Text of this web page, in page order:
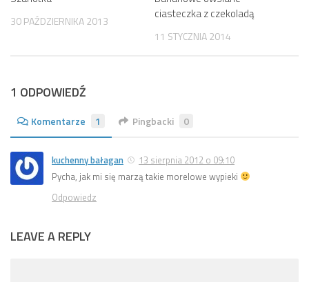
30 PAŹDZIERNIKA 2013
ciasteczka z czekoladą
11 STYCZNIA 2014
1 ODPOWIEDŹ
Komentarze 1 Pingbacki 0
kuchenny bałagan
13 sierpnia 2012 o 09:10
Pycha, jak mi się marzą takie morelowe wypieki
Odpowiedz
LEAVE A REPLY